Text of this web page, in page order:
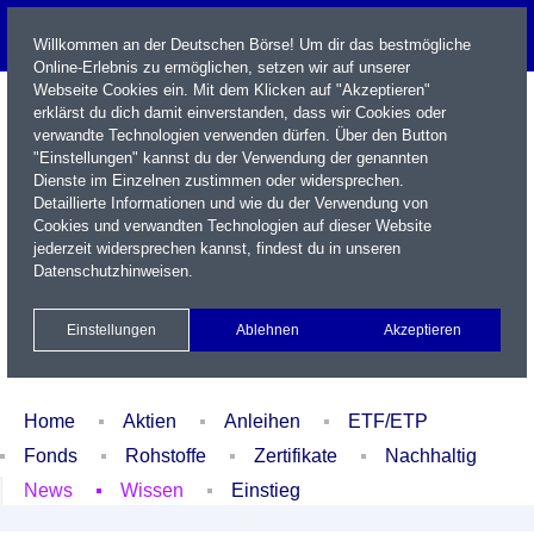
Name / WKN / ISIN / Kürzel
Xetra Realtime
Watchlist Portfolio Login
Home Aktien Anleihen
ETF/ETP
Fonds
Rohstoffe Zertifikate
Nachhaltig
News
Wissen Einstieg
Willkommen an der Deutschen Börse! Um dir das bestmögliche
Online-Erlebnis zu ermöglichen, setzen wir auf unserer
Webseite Cookies ein. Mit dem Klicken auf "Akzeptieren"
erklärst du dich damit einverstanden, dass wir Cookies oder
verwandte Technologien verwenden dürfen. Über den Button
"Einstellungen" kannst du der Verwendung der genannten
Dienste im Einzelnen zustimmen oder widersprechen.
Detaillierte Informationen und wie du der Verwendung von
Cookies und verwandten Technologien auf dieser Website
jederzeit widersprechen kannst, findest du in unseren
Datenschutzhinweisen.
Einstellungen Ablehnen Akzeptieren